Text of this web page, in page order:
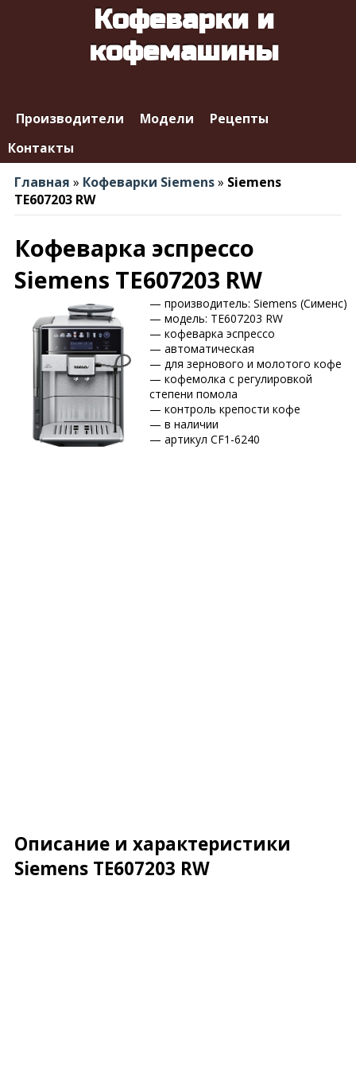
Кофеварки и
кофемашины
Производители Модели
Рецепты
Контакты
Главная » Кофеварки Siemens» Siemens
TE607203 RW
Кофеварка эспрессо
Siemens TE607203 RW
— производитель: Siemens (Сименс)
— модель: TE607203 RW
— кофеварка эспрессо
— автоматическая
— для зернового и молотого кофе
— кофемолка с регулировкой
степени помола
— контроль крепости кофе
— в наличии
— артикул CF1-6240
Описание и характеристики
Siemens TE607203 RW